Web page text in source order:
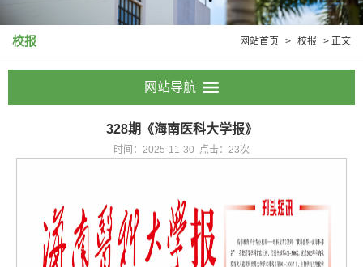
校报 网站首页 > 校报 > 正文
网站导航
328期《海南医科大学报》
时间：2025-11-30 点击： 23次